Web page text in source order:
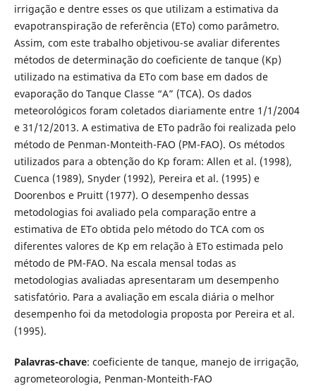
irrigação e dentre esses os que utilizam a estimativa da
evapotranspiração de referência (ETo) como parâmetro.
Assim, com este trabalho objetivou-se avaliar diferentes
métodos de determinação do coeficiente de tanque (Kp)
utilizado na estimativa da ETo com base em dados de
evaporação do Tanque Classe “A” (TCA). Os dados
meteorológicos foram coletados diariamente entre 1/1/2004
e 31/12/2013. A estimativa de ETo padrão foi realizada pelo
método de Penman-Monteith-FAO (PM-FAO). Os métodos
utilizados para a obtenção do Kp foram: Allen et al. (1998),
Cuenca (1989), Snyder (1992), Pereira et al. (1995) e
Doorenbos e Pruitt (1977). O desempenho dessas
metodologias foi avaliado pela comparação entre a
estimativa de ETo obtida pelo método do TCA com os
diferentes valores de Kp em relação à ETo estimada pelo
método de PM-FAO. Na escala mensal todas as
metodologias avaliadas apresentaram um desempenho
satisfatório. Para a avaliação em escala diária o melhor
desempenho foi da metodologia proposta por Pereira et al.
(1995).
Palavras-chave: coeficiente de tanque, manejo de irrigação,
agrometeorologia, Penman-Monteith-FAO